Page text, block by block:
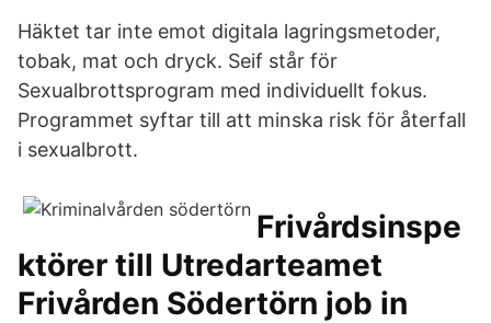
Häktet tar inte emot digitala lagringsmetoder,
tobak, mat och dryck. Seif står för
Sexualbrottsprogram med individuellt fokus.
Programmet syftar till att minska risk för återfall
i sexualbrott.
Frivårdsinspe
ktörer till Utredarteamet
Frivården Södertörn job in